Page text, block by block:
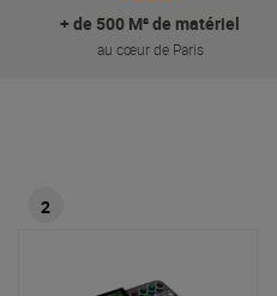
+ de 500 M² de matériel
au cœur de Paris
2